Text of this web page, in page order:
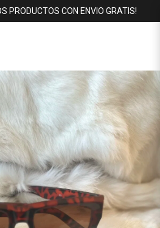
PRODUCTOS CON ENVIO GRATIS!